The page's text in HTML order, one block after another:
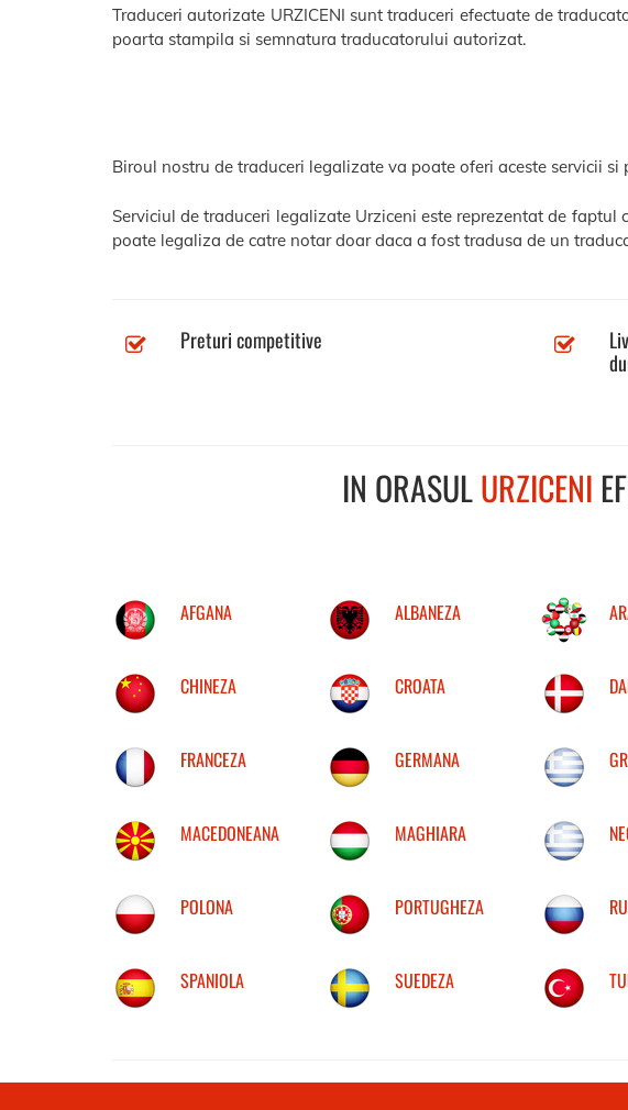
Traduceri autorizate URZICENI sunt traduceri efectuate de
poarta stampila si semnatura traducatorului autorizat.
Biroul nostru de traduceri legalizate va poate oferi aceste servicii si
Serviciul de traduceri legalizate Urziceni este reprezentat de
poate legaliza de catre notar doar daca a fost tradusa de un
Preturi competitive
IN ORASULURZICENI
AFGANA ALBANEZA
CHINEZA CROATA
FRANCEZA GERMANA
MACEDONEANA MAGHIARA
POLONA PORTUGHEZA
SPANIOLA SUEDEZA